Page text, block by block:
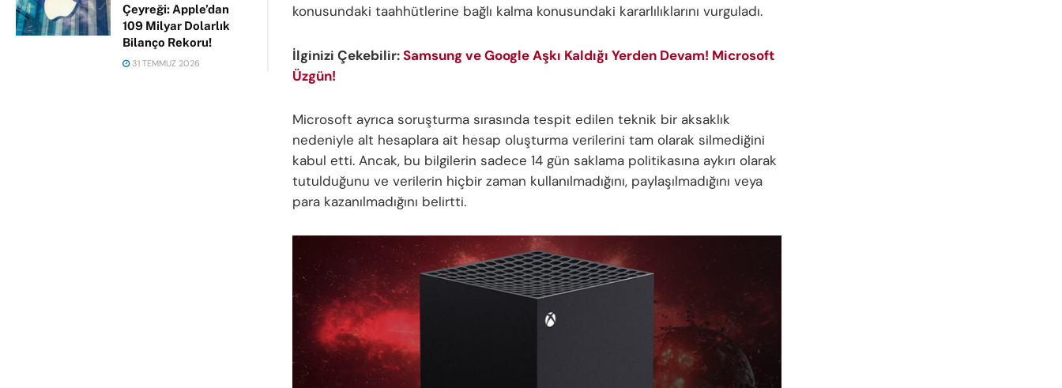
Çeyreği: Apple’dan
109 Milyar Dolarlık
Bilanço Rekoru!
31 TEMMUZ 2026
konusundaki taahhütlerine bağlı kalma konusundaki kararlılıklarını vurguladı.
İlginizi Çekebilir:Samsung ve Google Aşkı Kaldığı Yerden Devam! Microsoft
Üzgün!
Microsoft ayrıca soruşturma sırasında tespit edilen teknik bir aksaklık
nedeniyle alt hesaplara ait hesap oluşturma verilerini tam olarak silmediğini
kabul etti. Ancak, bu bilgilerin sadece 14 gün saklama politikasına aykırı olarak
tutulduğunu ve verilerin hiçbir zaman kullanılmadığını, paylaşılmadığını veya
para kazanılmadığını belirtti.